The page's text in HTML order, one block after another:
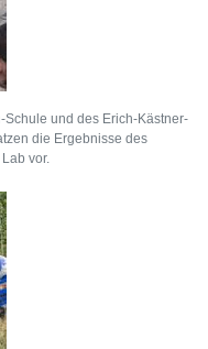
und des Erich-Kästner-
die Ergebnisse des
vor.